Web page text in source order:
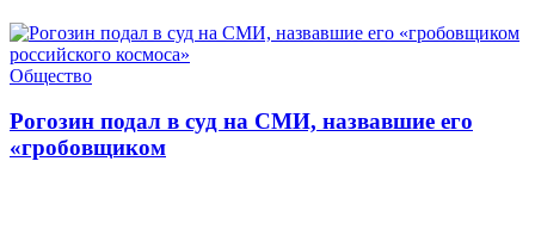
Общество
Рогозин подал в суд на СМИ, назвавшие его
«гробовщиком